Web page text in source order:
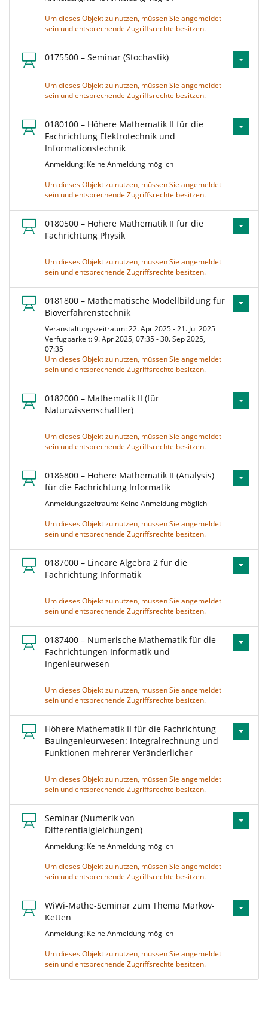
Um dieses Objekt zu nutzen, müssen Sie angemeldet
sein und entsprechende Zugriffsrechte besitzen.
0175500 – Seminar (Stochastik)
Um dieses Objekt zu nutzen, müssen Sie angemeldet
sein und entsprechende Zugriffsrechte besitzen.
0180100 – Höhere Mathematik II für die
Fachrichtung Elektrotechnik und
Informationstechnik
Anmeldung: Keine Anmeldung möglich
Um dieses Objekt zu nutzen, müssen Sie angemeldet
sein und entsprechende Zugriffsrechte besitzen.
0180500 – Höhere Mathematik II für die
Fachrichtung Physik
Um dieses Objekt zu nutzen, müssen Sie angemeldet
sein und entsprechende Zugriffsrechte besitzen.
0181800 – Mathematische Modellbildung für
Bioverfahrenstechnik
Veranstaltungszeitraum: 22. Apr 2025 - 21. Jul 2025
Verfügbarkeit: 9. Apr 2025, 07:35 - 30. Sep 2025,
07:35
Um dieses Objekt zu nutzen, müssen Sie angemeldet
sein und entsprechende Zugriffsrechte besitzen.
0182000 – Mathematik II (für
Naturwissenschaftler)
Um dieses Objekt zu nutzen, müssen Sie angemeldet
sein und entsprechende Zugriffsrechte besitzen.
0186800 – Höhere Mathematik II (Analysis)
für die Fachrichtung Informatik
Anmeldungszeitraum: Keine Anmeldung möglich
Um dieses Objekt zu nutzen, müssen Sie angemeldet
sein und entsprechende Zugriffsrechte besitzen.
0187000 – Lineare Algebra 2 für die
Fachrichtung Informatik
Um dieses Objekt zu nutzen, müssen Sie angemeldet
sein und entsprechende Zugriffsrechte besitzen.
0187400 – Numerische Mathematik für die
Fachrichtungen Informatik und
Ingenieurwesen
Um dieses Objekt zu nutzen, müssen Sie angemeldet
sein und entsprechende Zugriffsrechte besitzen.
Höhere Mathematik II für die Fachrichtung
Bauingenieurwesen: Integralrechnung und
Funktionen mehrerer Veränderlicher
Um dieses Objekt zu nutzen, müssen Sie angemeldet
sein und entsprechende Zugriffsrechte besitzen.
Seminar (Numerik von
Differentialgleichungen)
Anmeldung: Keine Anmeldung möglich
Um dieses Objekt zu nutzen, müssen Sie angemeldet
sein und entsprechende Zugriffsrechte besitzen.
WiWi-Mathe-Seminar zum Thema Markov-
Ketten
Anmeldung: Keine Anmeldung möglich
Um dieses Objekt zu nutzen, müssen Sie angemeldet
sein und entsprechende Zugriffsrechte besitzen.